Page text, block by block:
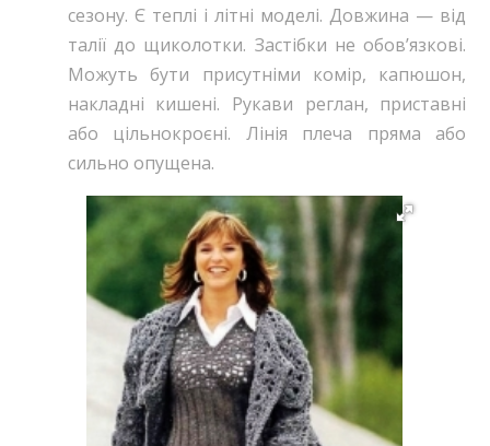
сезону. Є теплі і літні моделі. Довжина — від
талії до щиколотки. Застібки не обов’язкові.
Можуть бути присутніми комір, капюшон,
накладні кишені. Рукави реглан, приставні
або цільнокроєні. Лінія плеча пряма або
сильно опущена.